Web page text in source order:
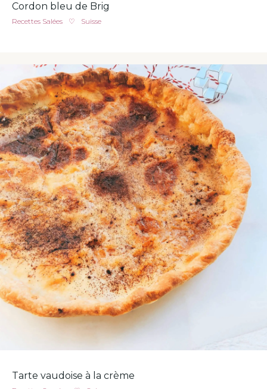
Cordon bleu de Brig
Recettes Salées ♡ Suisse
Tarte vaudoise à la crème